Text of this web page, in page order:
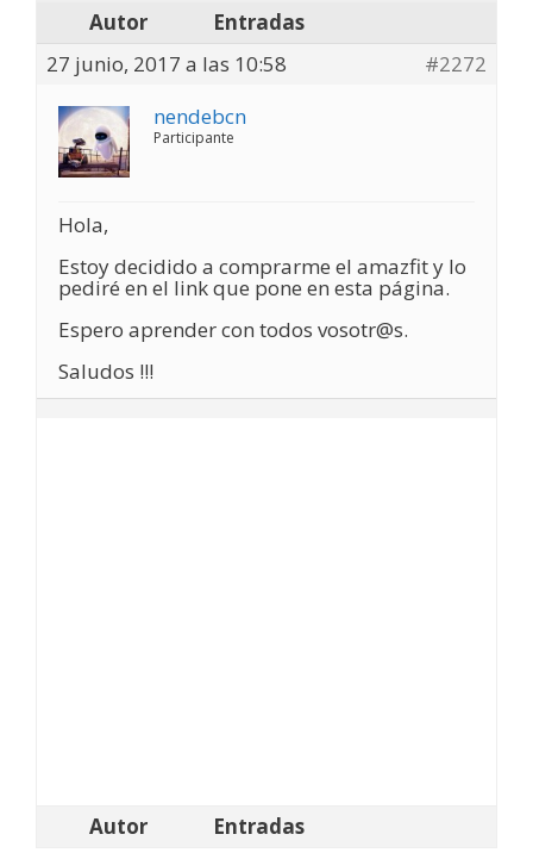
Autor
Entradas
27 junio, 2017 a las 10:58
#2272
nendebcn
Participante
Hola,
Estoy decidido a comprarme el amazfit y lo
pediré en el link que pone en esta página.
Espero aprender con todos vosotr@s.
Saludos !!!
Autor Entradas